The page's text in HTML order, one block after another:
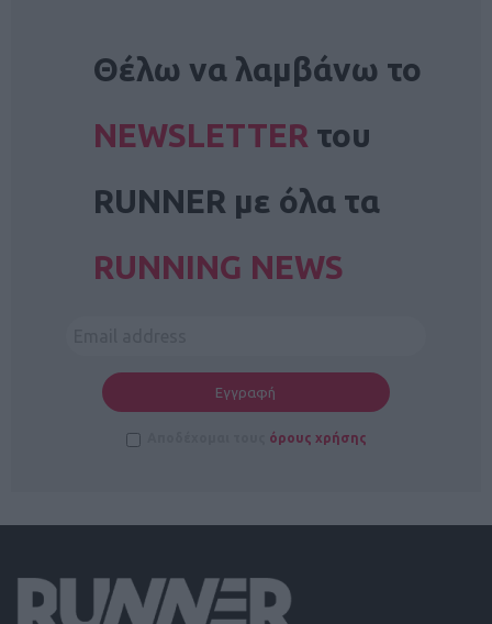
Θέλω να λαμβάνω το
NEWSLETTER του
RUNNER με όλα τα
RUNNING NEWS
όρους χρήσης